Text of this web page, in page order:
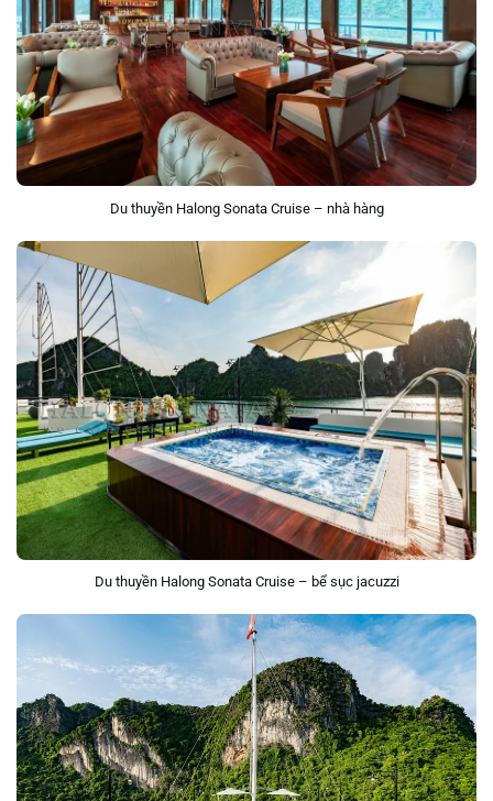
Du thuyền Halong Sonata Cruise – nhà hàng
Du thuyền Halong Sonata Cruise – bể sục jacuzzi